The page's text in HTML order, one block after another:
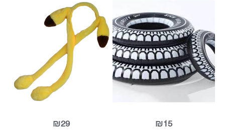
₪25
אבוב צמיג מתנפח קוטר 90
ס"מ
אוזני פומפה עם אורות